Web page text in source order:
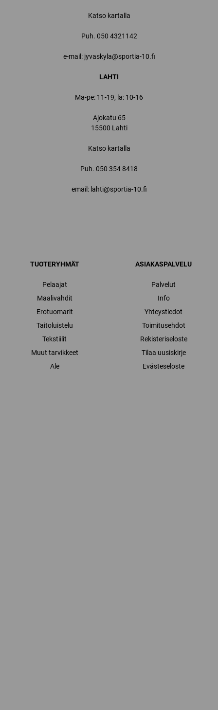
Katso kartalla
Puh. 050 4321142
e-mail: jyvaskyla@sportia-10.fi
LAHTI
Ma-pe: 11-19, la: 10-16
Ajokatu 65
15500 Lahti
Katso kartalla
Puh. 050 354 8418
email: lahti@sportia-10.fi
TUOTERYHMÄT
Pelaajat
Maalivahdit
Erotuomarit
Taitoluistelu
Tekstiilit
Muut tarvikkeet
Ale
ASIAKASPALVELU
Palvelut
Info
Yhteystiedot
Toimitusehdot
Rekisteriseloste
Tilaa uusiskirje
Evästeseloste